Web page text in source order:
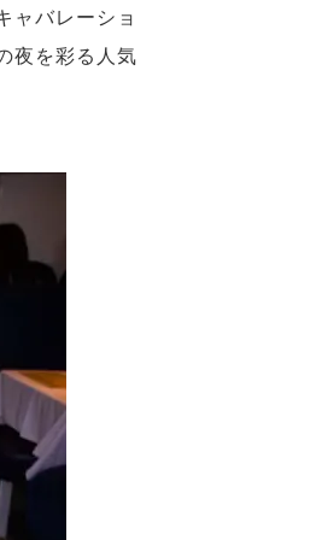
ャバレーショ
夜を彩る人気